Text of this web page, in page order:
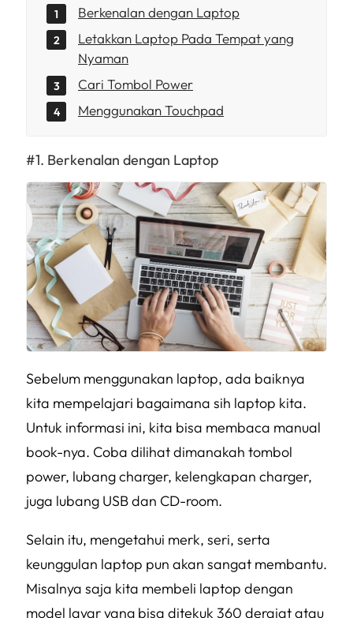
Berkenalan dengan Laptop
Letakkan Laptop Pada Tempat yang
Nyaman
Cari Tombol Power
Menggunakan Touchpad
Berkenalan dengan Laptop
Sebelum menggunakan laptop, ada baiknya
kita mempelajari bagaimana sih laptop kita.
Untuk informasi ini, kita bisa membaca manual
book-nya. Coba dilihat dimanakah tombol
power, lubang charger, kelengkapan charger,
juga lubang USB dan CD-room.
Selain itu, mengetahui merk, seri, serta
keunggulan laptop pun akan sangat membantu.
Misalnya saja kita membeli laptop dengan
model layar yang bisa ditekuk 360 derajat atau